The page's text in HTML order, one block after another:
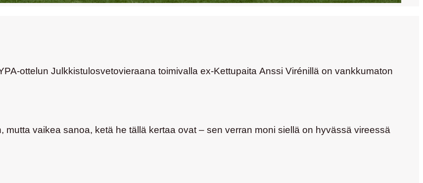
ottelun Julkkistulosvetovieraana toimivalla ex-Kettupaita Anssi Virénillä on vankkumaton
vaikea sanoa, ketä he tällä kertaa ovat – sen verran moni siellä on hyvässä vireessä